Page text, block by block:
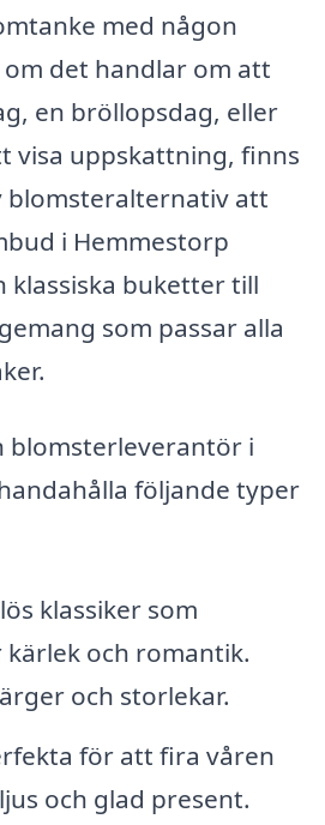
med någon
om det handlar om att
en bröllopsdag, eller
visa uppskattning, finns
blomsteralternativ att
i Hemmestorp
buketter till
som passar alla
blomsterleverantör i
följande typer
klassiker som
och romantik.
och storlekar.
för att fira våren
och glad present.